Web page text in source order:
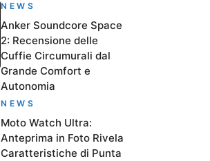
NEWS
Anker Soundcore Space
2: Recensione delle
Cuffie Circumurali dal
Grande Comfort e
Autonomia
NEWS
Moto Watch Ultra:
Anteprima in Foto Rivela
Caratteristiche di Punta